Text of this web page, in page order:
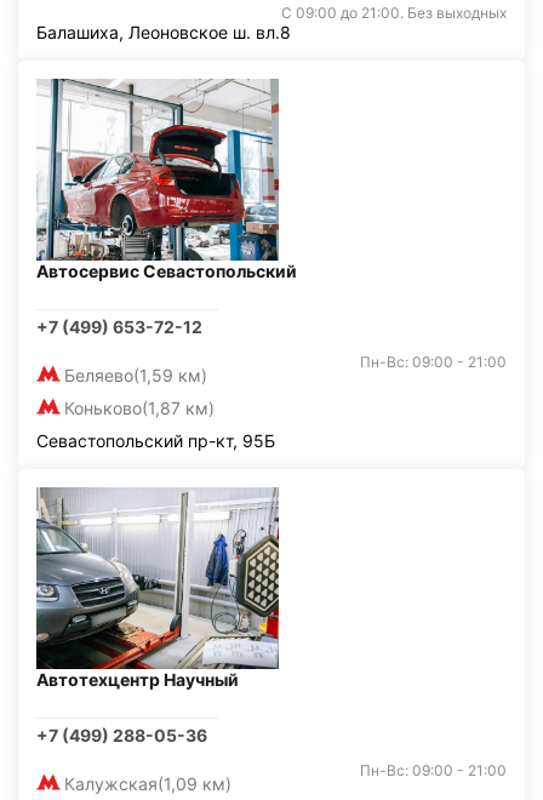
С 09:00 до 21:00. Без выходных
Балашиха, Леоновское ш. вл.8
Автосервис Севастопольский
+7 (499) 653-72-12
Беляево(1,59 км)
Коньково(1,87 км)
Пн-Вс: 09:00 - 21:00
Севастопольский пр-кт, 95Б
Автотехцентр Научный
+7 (499) 288-05-36
Калужская(1,09 км)
Пн-Вс: 09:00 - 21:00